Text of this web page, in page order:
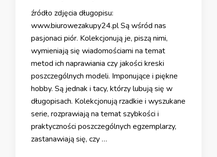
źródło zdjęcia długopisu:
www.biurowezakupy24.pl Są wśród nas
pasjonaci piór. Kolekcjonują je, piszą nimi,
wymieniają się wiadomościami na temat
metod ich naprawiania czy jakości kreski
poszczególnych modeli. Imponujące i piękne
hobby. Są jednak i tacy, którzy lubują się w
długopisach. Kolekcjonują rzadkie i wyszukane
serie, rozprawiają na temat szybkości i
praktyczności poszczególnych egzemplarzy,
zastanawiają się, czy …